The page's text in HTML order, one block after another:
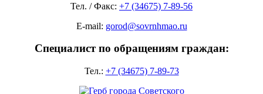
Тел. / Факс: +7 (34675) 7-89-56
E-mail: gorod@sovrnhmao.ru
Специалист по обращениям граждан:
Тел.: +7 (34675) 7-89-73